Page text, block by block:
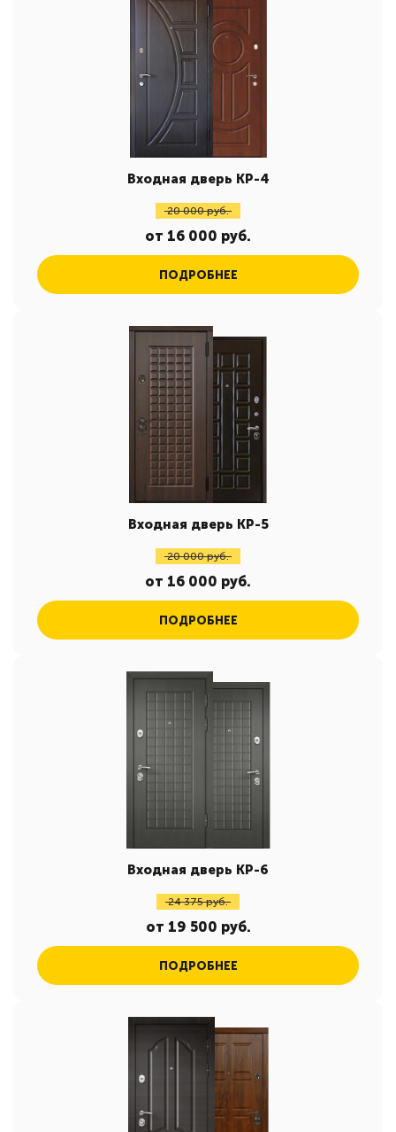
Входная дверь КР-4
20 000 руб.
от 16 000 руб.
ПОДРОБНЕЕ
Входная дверь КР-5
20 000 руб.
от 16 000 руб.
ПОДРОБНЕЕ
Входная дверь КР-6
24 375 руб.
от 19 500 руб.
ПОДРОБНЕЕ